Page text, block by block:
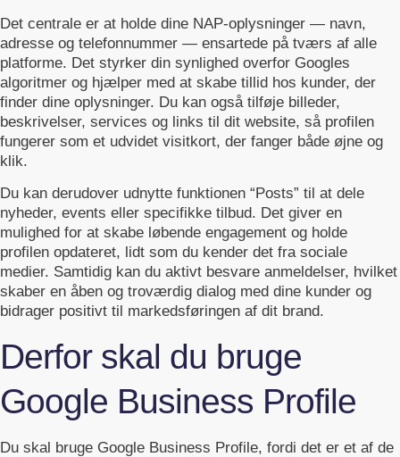
Det centrale er at holde dine NAP-oplysninger — navn,
adresse og telefonnummer — ensartede på tværs af alle
platforme. Det styrker din synlighed overfor Googles
algoritmer og hjælper med at skabe tillid hos kunder, der
finder dine oplysninger. Du kan også tilføje billeder,
beskrivelser, services og links til dit website, så profilen
fungerer som et udvidet visitkort, der fanger både øjne og
klik.
Du kan derudover udnytte funktionen “Posts” til at dele
nyheder, events eller specifikke tilbud. Det giver en
mulighed for at skabe løbende engagement og holde
profilen opdateret, lidt som du kender det fra sociale
medier. Samtidig kan du aktivt besvare anmeldelser, hvilket
skaber en åben og troværdig dialog med dine kunder og
bidrager positivt til markedsføringen af dit brand.
Derfor skal du bruge
Google Business Profile
Du skal bruge Google Business Profile, fordi det er et af de